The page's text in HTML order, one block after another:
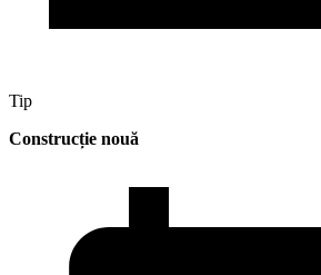
Tip
Construcție nouă